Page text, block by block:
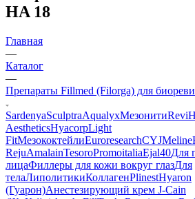
HA 18
Главная
—
Каталог
—
Препараты Fillmed (Filorga) для
SardenyaSculptraAqualyxМезонитиRevi
AestheticsHyacorpLight
FitМезококтейлиEuroresearchCYJMeline
RejuAmalainTesoroPromoitaliaEjal40Для
лицаФиллеры для кожи вокруг глазДля
телаЛиполитикиКоллагенPlinestHyaron
(Гуарон)Анестезирующий крем J-Cain